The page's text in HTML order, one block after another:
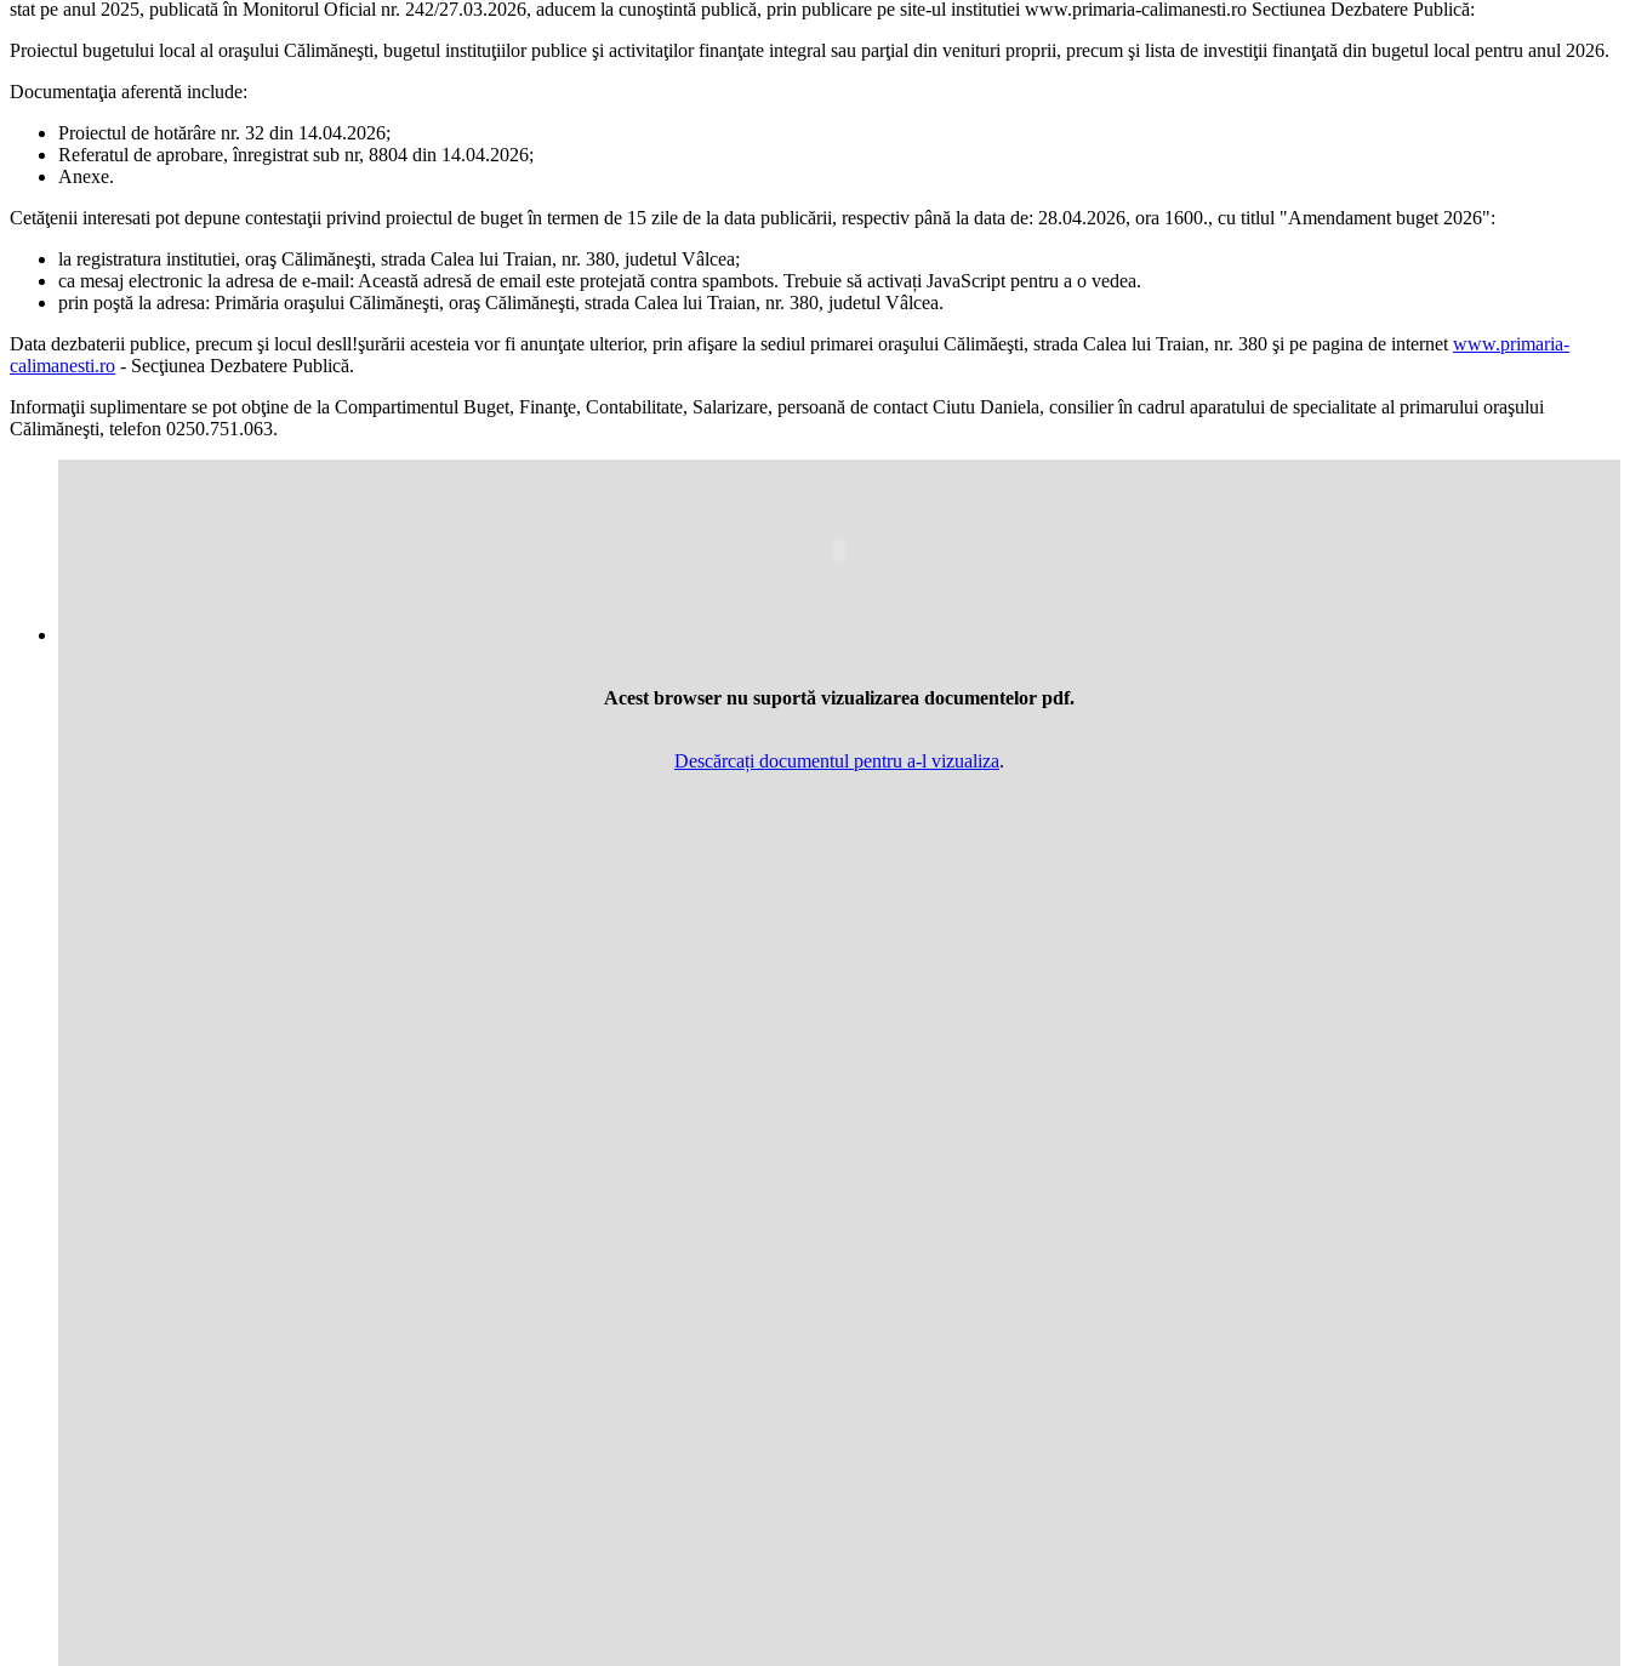
stat pe anul 2025, publicată în Monitorul Oficial nr. 242/27.03.2026, aducem la cunoştintă publică, prin publicare pe site-ul institutiei www.primaria-calimanesti.ro Sectiunea Dezbatere Publică:
Proiectul bugetului local al oraşului Călimăneşti, bugetul instituţiilor publice şi activitaţilor finanţate integral sau parţial din venituri proprii, precum şi lista de investiţii finanţată din bugetul local pentru anul 2026.
Documentaţia aferentă include:
Proiectul de hotărâre nr. 32 din 14.04.2026;
Referatul de aprobare, înregistrat sub nr, 8804 din 14.04.2026;
Anexe.
Cetăţenii interesati pot depune contestaţii privind proiectul de buget în termen de 15 zile de la data publicării, respectiv până la data de: 28.04.2026, ora 1600., cu titlul "Amendament buget 2026":
la registratura institutiei, oraş Călimăneşti, strada Calea lui Traian, nr. 380, judetul Vâlcea;
ca mesaj electronic la adresa de e-mail: Această adresă de email este protejată contra spambots. Trebuie să activați JavaScript pentru a o vedea.
prin poştă la adresa: Primăria oraşului Călimăneşti, oraş Călimăneşti, strada Calea lui Traian, nr. 380, judetul Vâlcea.
Data dezbaterii publice, precum şi locul desll!şurării acesteia vor fi anunţate ulterior, prin afişare la sediul primarei oraşului Călimăeşti, strada Calea lui Traian, nr. 380 şi pe pagina de internet www.primaria-
calimanesti.ro - Secţiunea Dezbatere Publică.
Informaţii suplimentare se pot obţine de la Compartimentul Buget, Finanţe, Contabilitate, Salarizare, persoană de contact Ciutu Daniela, consilier în cadrul aparatului de specialitate al primarului oraşului
Călimăneşti, telefon 0250.751.063.
Acest browser nu suportă vizualizarea documentelor pdf.
Descărcați documentul pentru a-l vizualiza.